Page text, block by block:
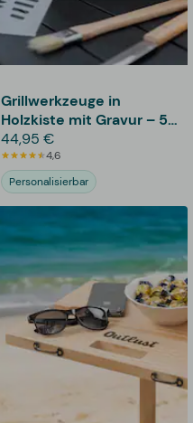
Grillwerkzeuge in
Holzkiste mit Gravur – 5-
teilig
44,95 €
4,6
Personalisierbar